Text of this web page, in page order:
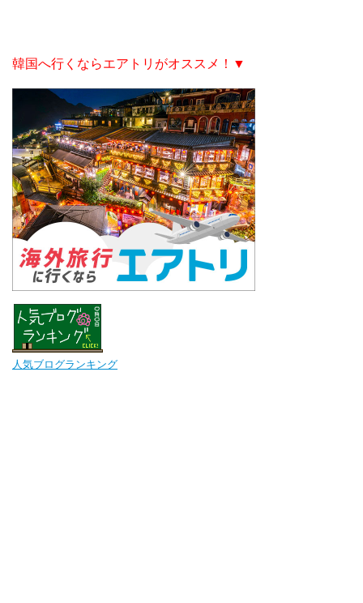
韓国へ行くならエアトリがオススメ！▼
人気ブログランキング